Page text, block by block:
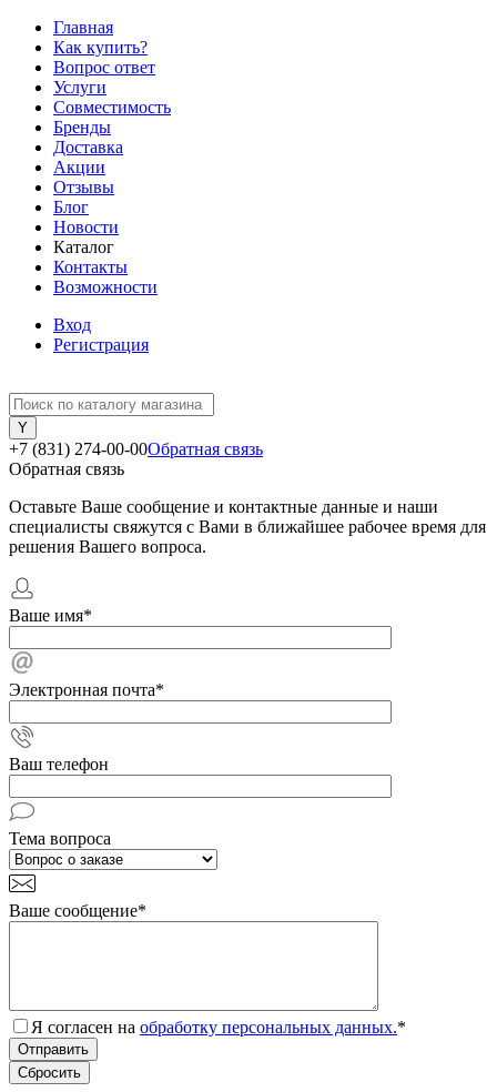
Главная
Как купить?
Вопрос ответ
Услуги
Совместимость
Бренды
Доставка
Акции
Отзывы
Блог
Новости
Каталог
Контакты
Возможности
Вход
Регистрация
+7 (831) 274-00-00Обратная связь
Обратная связь
Оставьте Ваше сообщение и контактные данные и наши
специалисты свяжутся с Вами в ближайшее рабочее время для
решения Вашего вопроса.
Ваше имя*
Электронная почта*
Ваш телефон
Тема вопроса
Ваше сообщение*
Я согласен на обработку персональных данных.*